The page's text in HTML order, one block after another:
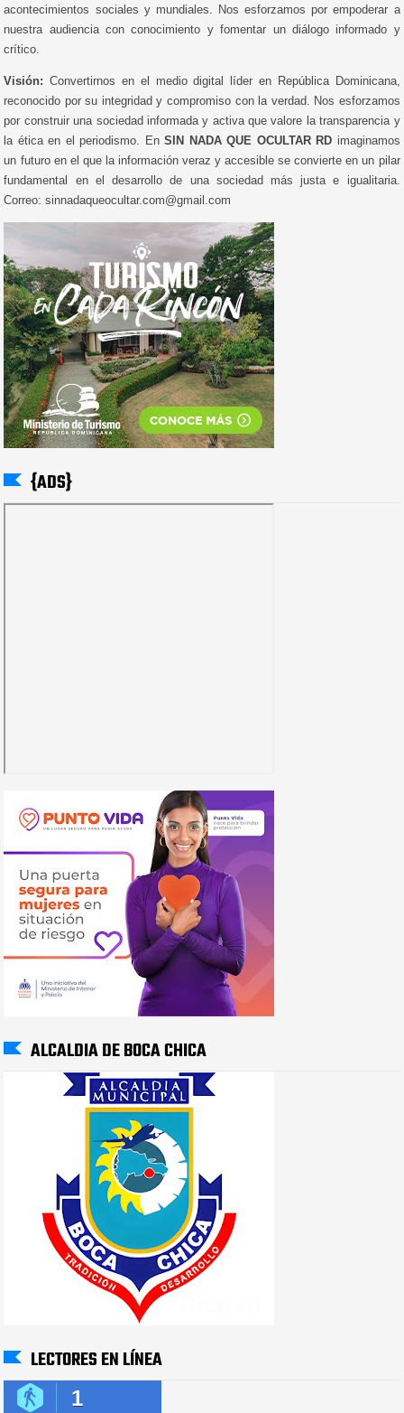
acontecimientos sociales y mundiales. Nos esforzamos por empoderar a
nuestra audiencia con conocimiento y fomentar un diálogo informado y
crítico.
Visión: Convertirnos en el medio digital líder en República Dominicana,
reconocido por su integridad y compromiso con la verdad. Nos esforzamos
por construir una sociedad informada y activa que valore la transparencia y
la ética en el periodismo. EnSIN NADA QUE OCULTAR RD imaginamos
un futuro en el que la información veraz y accesible se convierte en un pilar
fundamental en el desarrollo de una sociedad más justa e igualitaria.
Correo: sinnadaqueocultar.com@gmail.com
{ADS}
ALCALDIA DE BOCA CHICA
LECTORES EN LÍNEA
1